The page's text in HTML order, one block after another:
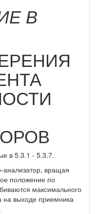
В
в 5.3.1 - 5.3.7.
анализатор, вращая
положение по
максимального
на выходе приемника